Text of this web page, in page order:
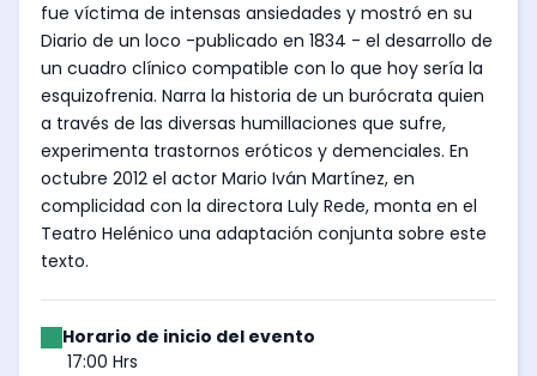
fue víctima de intensas ansiedades y mostró en su
Diario de un loco -publicado en 1834 - el desarrollo de
un cuadro clínico compatible con lo que hoy sería la
esquizofrenia. Narra la historia de un burócrata quien
a través de las diversas humillaciones que sufre,
experimenta trastornos eróticos y demenciales. En
octubre 2012 el actor Mario Iván Martínez, en
complicidad con la directora Luly Rede, monta en el
Teatro Helénico una adaptación conjunta sobre este
texto.
Horario de inicio del evento
17:00 Hrs